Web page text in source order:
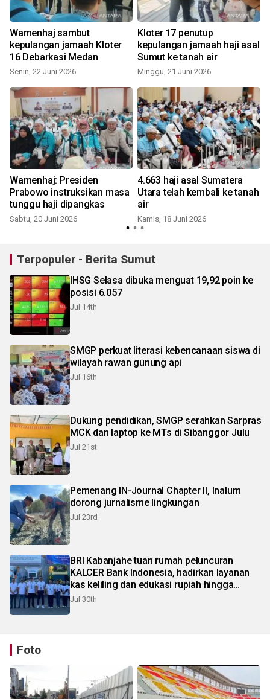
Wamenhaj sambut
kepulangan jamaah Kloter
16 Debarkasi Medan
Senin, 22 Juni 2026
Kloter 17 penutup
kepulangan jamaah haji asal
Sumut ke tanah air
Minggu, 21 Juni 2026
Wamenhaj: Presiden
Prabowo instruksikan masa
tunggu haji dipangkas
Sabtu, 20 Juni 2026
4.663 haji asal Sumatera
Utara telah kembali ke tanah
air
Kamis, 18 Juni 2026
Terpopuler - Berita Sumut
IHSG Selasa dibuka menguat 19,92 poin ke
posisi 6.057
Jul 14th
SMGP perkuat literasi kebencanaan siswa di
wilayah rawan gunung api
Jul 16th
Dukung pendidikan, SMGP serahkan Sarpras
MCK dan laptop ke MTs di Sibanggor Julu
Jul 21st
Pemenang IN-Journal Chapter II, Inalum
dorong jurnalisme lingkungan
Jul 23rd
BRI Kabanjahe tuan rumah peluncuran
KALCER Bank Indonesia, hadirkan layanan
kas keliling dan edukasi rupiah hingga
pelosok Karo
Jul 30th
Foto